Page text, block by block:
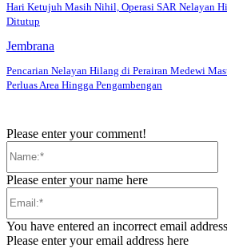
Hari Ketujuh Masih Nihil, Operasi SAR Nelayan
Ditutup
Jembrana
Pencarian Nelayan Hilang di Perairan Medewi
Perluas Area Hingga Pengambengan
Please enter your comment!
Please enter your name here
You have entered an incorrect email
Please enter your email address here